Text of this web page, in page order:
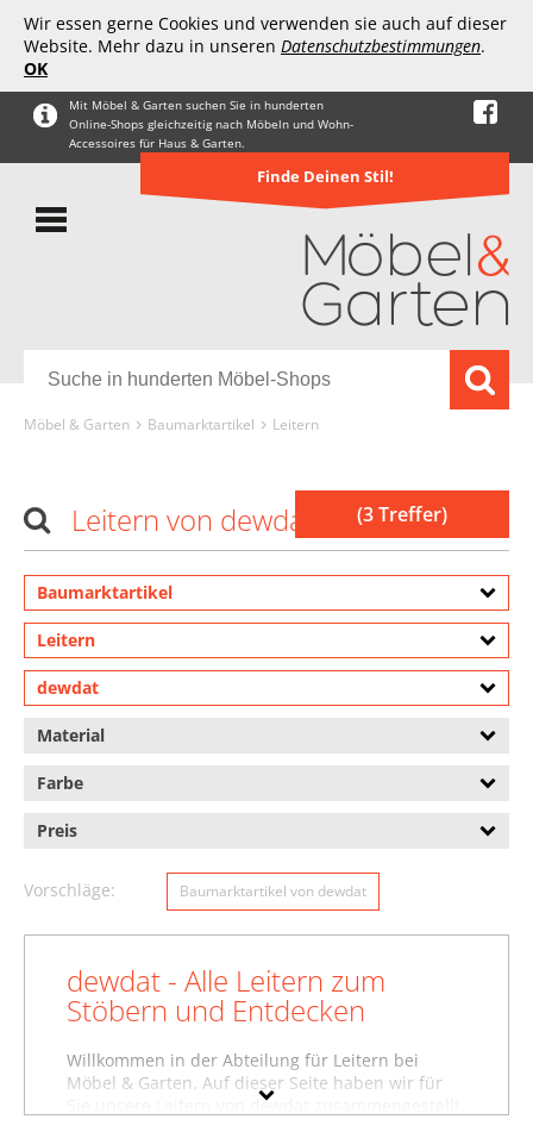
Wir essen gerne Cookies und verwenden sie auch auf dieser
Website. Mehr dazu in unseren Datenschutzbestimmungen.
OK
Mit Möbel & Garten suchen Sie in hunderten
Online-Shops gleichzeitig nach Möbeln und Wohn-
Accessoires für Haus & Garten.
Finde Deinen Stil!
Möbel & Garten Baumarktartikel Leitern
(3 Treffer)
Leitern von dewdat
Baumarktartikel
Leitern
dewdat
Material
Farbe
Preis
Vorschläge: Baumarktartikel von dewdat
dewdat - Alle Leitern zum
Stöbern und Entdecken
Willkommen in der Abteilung für Leitern bei
Möbel & Garten. Auf dieser Seite haben wir für
Sie unsere Leitern von dewdat zusammengestellt.